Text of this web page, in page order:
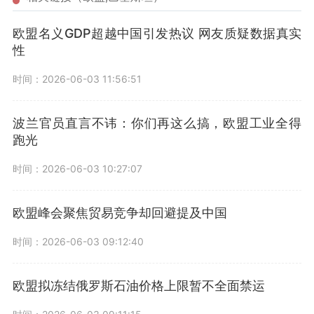
欧盟名义GDP超越中国引发热议 网友质疑数据真实
性
时间：2026-06-03 11:56:51
波兰官员直言不讳：你们再这么搞，欧盟工业全得
跑光
时间：2026-06-03 10:27:07
欧盟峰会聚焦贸易竞争却回避提及中国
时间：2026-06-03 09:12:40
欧盟拟冻结俄罗斯石油价格上限暂不全面禁运